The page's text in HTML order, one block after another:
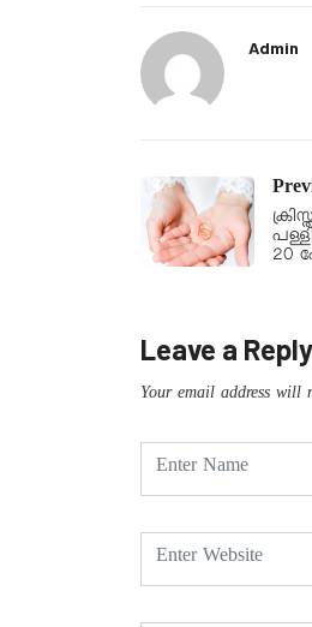
Admin
20
Leave a Reply
Your email address will